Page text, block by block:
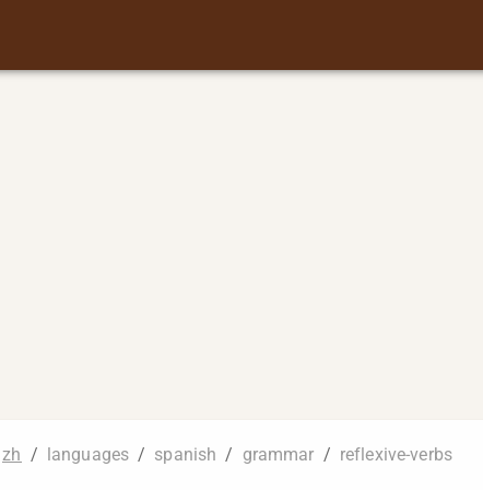
zh / languages / spanish / grammar / reflexive-verbs